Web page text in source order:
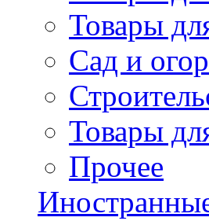
Товары
Сад и
Товары
Прочее